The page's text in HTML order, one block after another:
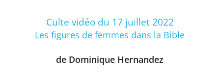
Culte vidéo du 17 juillet 2022
Les figures de femmes dans la Bible
de Dominique Hernandez